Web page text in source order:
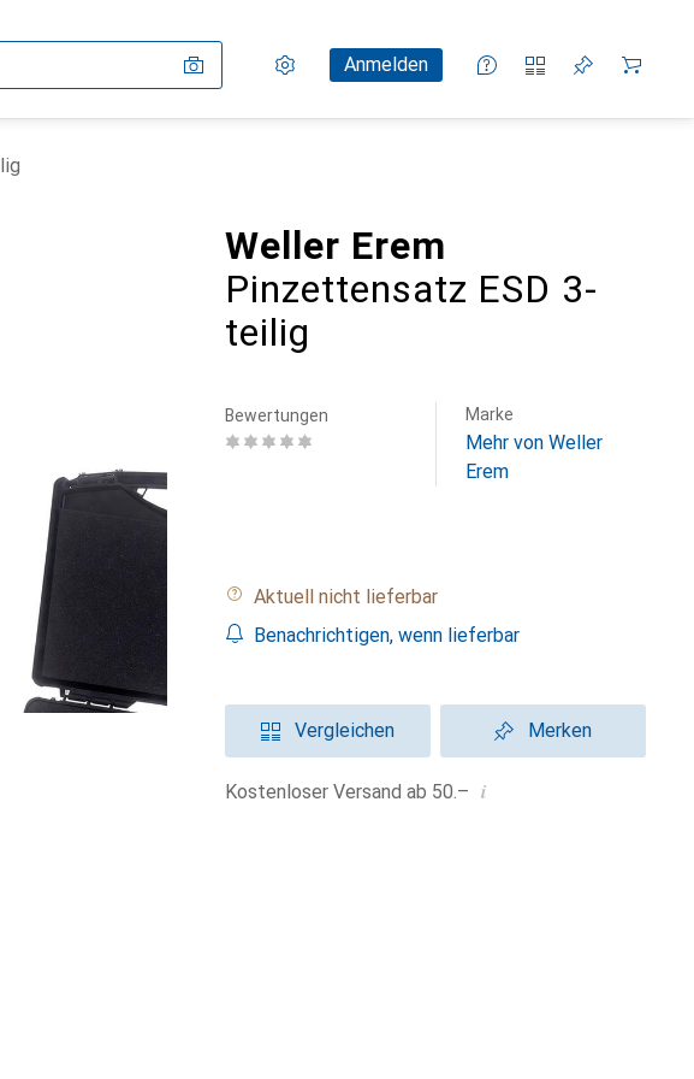
Einstellungen
KundenkontoAnmelden
Vergleichslisten
Merklisten
Warenkorb
Weller Erem
Pinzettensatz ESD 3-
teilig
Bewertungen Marke
Mehr von Weller
Erem
Aktuell nicht lieferbar
Benachrichtigen, wenn lieferbar
Vergleichen Merken
Kostenloser Versand ab 50.– i